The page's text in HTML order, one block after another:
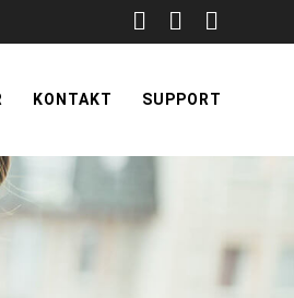
KONTAKT SUPPORT